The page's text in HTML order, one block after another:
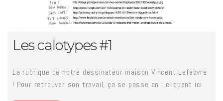
Les calotypes #1
La rubrique de notre dessinateur maison Vincent Lefebvre
! Pour retrouver son travail, ça se passe en : cliquant ici